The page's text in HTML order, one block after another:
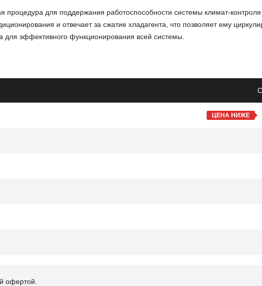
для поддержания работоспособности системы климат-контроля
и отвечает за сжатие хладагента, что позволяет ему
для эффективного функционирования всей системы.
или износом.
проблемы внутри компрессора.
Skoda Yeti будет обеспечивать более эффективное охлаждение, что
ЦЕНА НИЖЕ
офертой.